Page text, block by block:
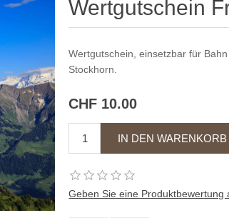
Wertgutschein
Wertgutschein, einsetzbar für
Stockhorn.
CHF 10.00
Geben Sie eine Produktbewertung